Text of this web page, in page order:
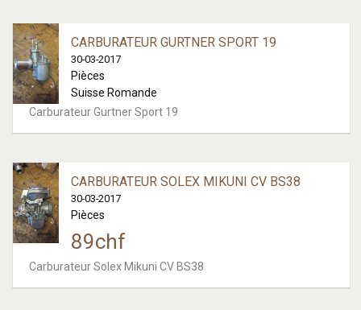
CARBURATEUR GURTNER SPORT 19
30-03-2017
Pièces
Suisse Romande
Carburateur Gurtner Sport 19
CARBURATEUR SOLEX MIKUNI CV BS38
30-03-2017
Pièces
89chf
Carburateur Solex Mikuni CV BS38